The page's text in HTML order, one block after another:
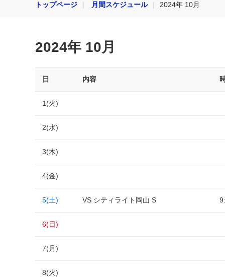
トップページ 月間スケジュール 2024年 10月
2024年 10月
日 内容
1(火)
2(水)
3(木)
4(金)
5(土) VS シティライト岡山 S
6(日)
7(月)
8(火)